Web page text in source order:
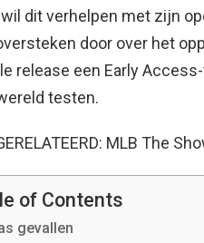
wil dit verhelpen met zijn
door over het
release een Early
testen.
MLB The
of Contents
gevallen